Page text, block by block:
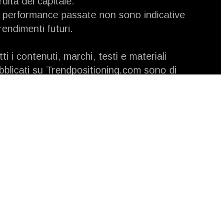
performance passate non sono indicative
futuri.
i contenuti, marchi, testi e materiali
su Trendpositioning.com sono di